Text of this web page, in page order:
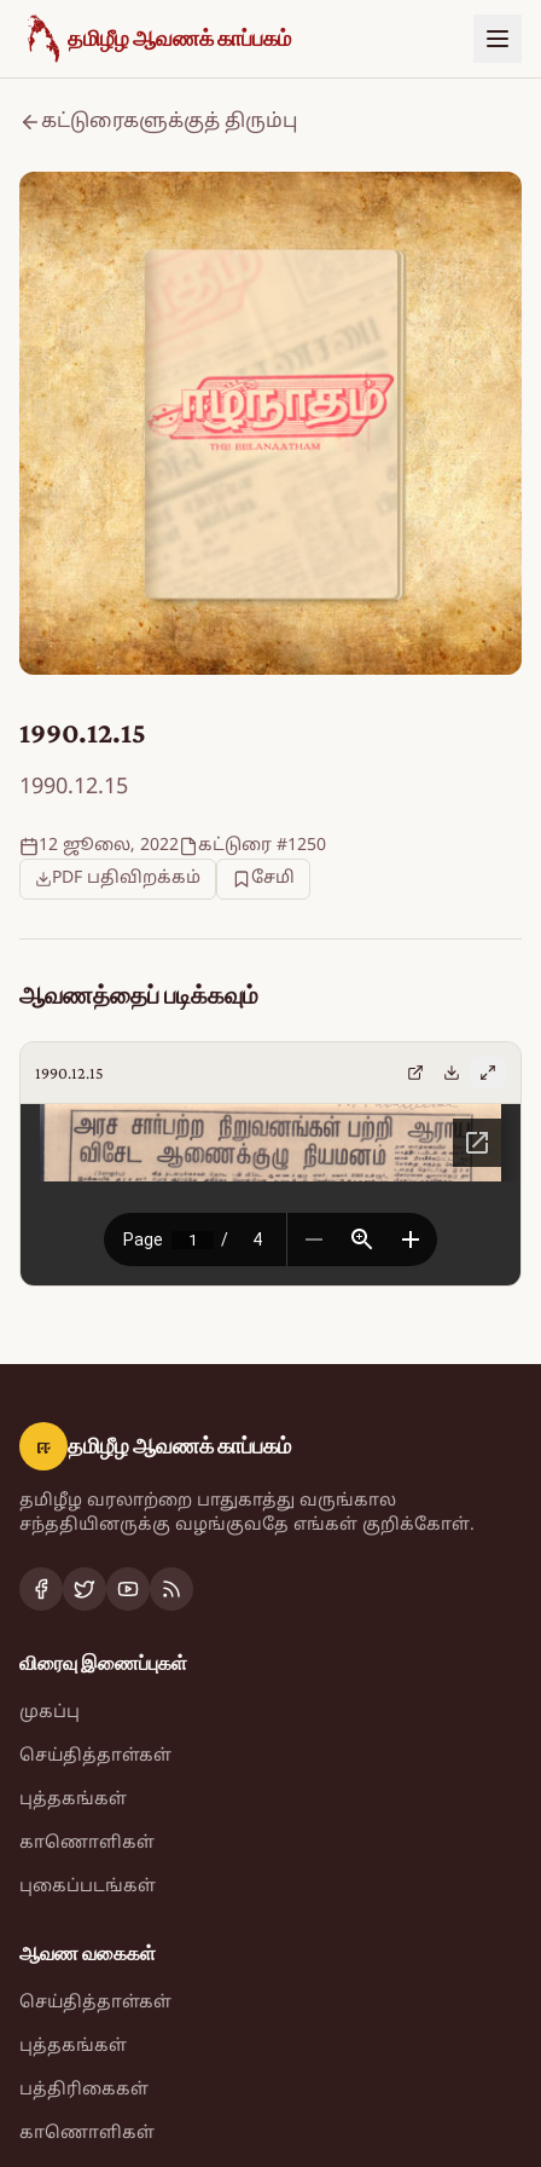
உள்ளடக்கத்திற்குச் செல்க
தமிழீழ ஆவணக் காப்பகம்
கட்டுரைகளுக்குத் திரும்பு
1990.12.15
1990.12.15
12 ஜூலை, 2022
கட்டுரை #1250
PDF பதிவிறக்கம்
சேமி
ஆவணத்தைப் படிக்கவும்
1990.12.15
ஈ தமிழீழ ஆவணக் காப்பகம்
தமிழீழ வரலாற்றை பாதுகாத்து வருங்கால
சந்ததியினருக்கு வழங்குவதே எங்கள் குறிக்கோள்.
விரைவு இணைப்புகள்
முகப்பு
செய்தித்தாள்கள்
புத்தகங்கள்
காணொளிகள்
புகைப்படங்கள்
ஆவண வகைகள்
செய்தித்தாள்கள்
புத்தகங்கள்
பத்திரிகைகள்
காணொளிகள்